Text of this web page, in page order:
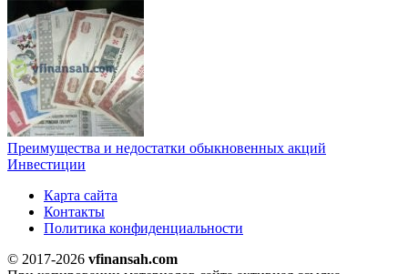
Преимущества и недостатки обыкновенных акций
Инвестиции
Карта сайта
Контакты
Политика конфиденциальности
© 2017-2026 vfinansah.com